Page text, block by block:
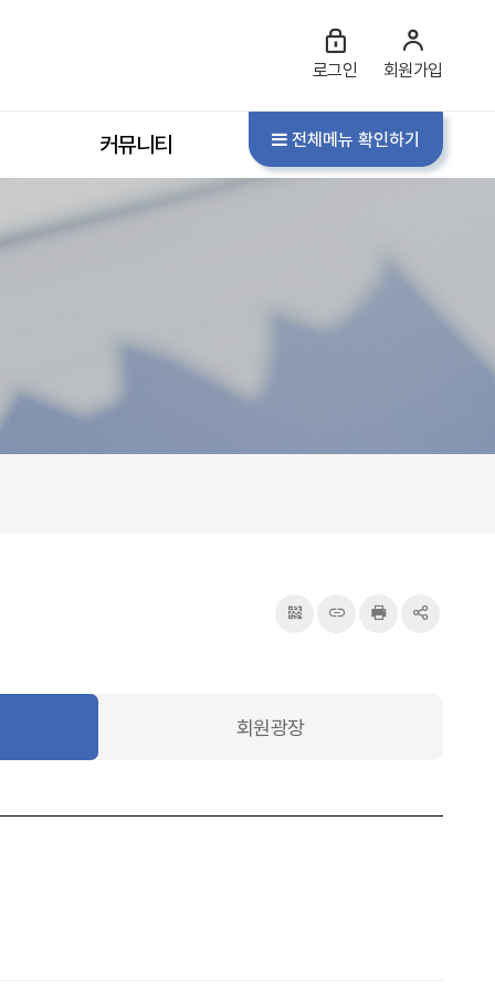
로그인 회원가입
커뮤니티 전체메뉴 확인하기
QRcode주소복사프린터공유
회원광장